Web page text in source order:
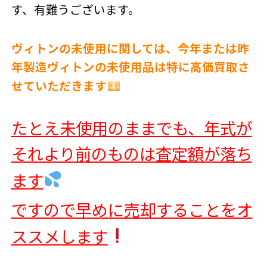
す、有難うございます。
ヴィトンの未使用に関しては、今年または昨
年製造ヴィトンの未使用品は特に高価買取さ
せていただきます
たとえ未使用のままでも、年式が
それより前のものは査定額が落ち
ます
ですので早めに売却することをオ
ススメします